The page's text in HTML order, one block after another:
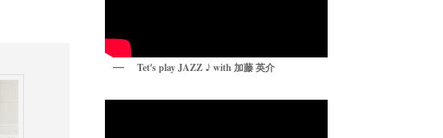
Tet's play JAZZ ♪ with 加藤 英介